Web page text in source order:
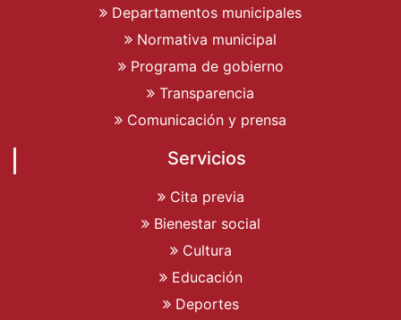
Departamentos municipales
Normativa municipal
Programa de gobierno
Transparencia
Comunicación y prensa
Servicios
Cita previa
Bienestar social
Cultura
Educación
Deportes